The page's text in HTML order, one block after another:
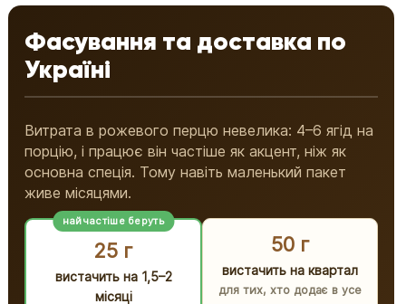
Фасування та доставка по
Україні
Витрата в рожевого перцю невелика: 4–6 ягід на
порцію, і працює він частіше як акцент, ніж як
основна спеція. Тому навіть маленький пакет
живе місяцями.
найчастіше беруть
25 г
вистачить на 1,5–2
місяці
50 г
вистачить на квартал
для тих, хто додає в усе